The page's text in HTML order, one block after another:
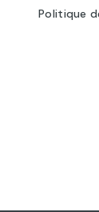
Politique